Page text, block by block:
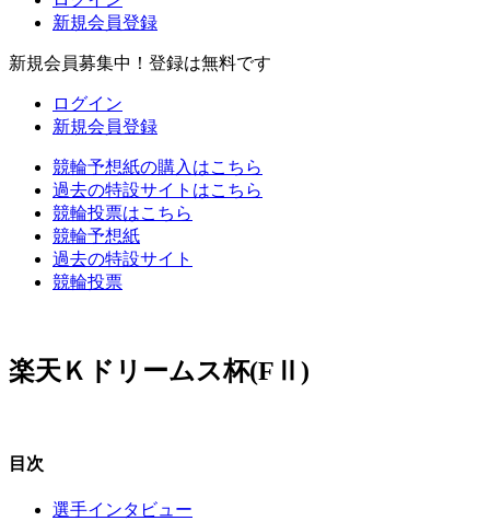
新規会員登録
新規会員募集中！登録は無料です
ログイン
新規会員登録
競輪予想紙の購入はこちら
過去の特設サイトはこちら
競輪投票はこちら
競輪予想紙
過去の特設サイト
競輪投票
楽天Ｋドリームス杯(FⅡ)
目次
選手インタビュー